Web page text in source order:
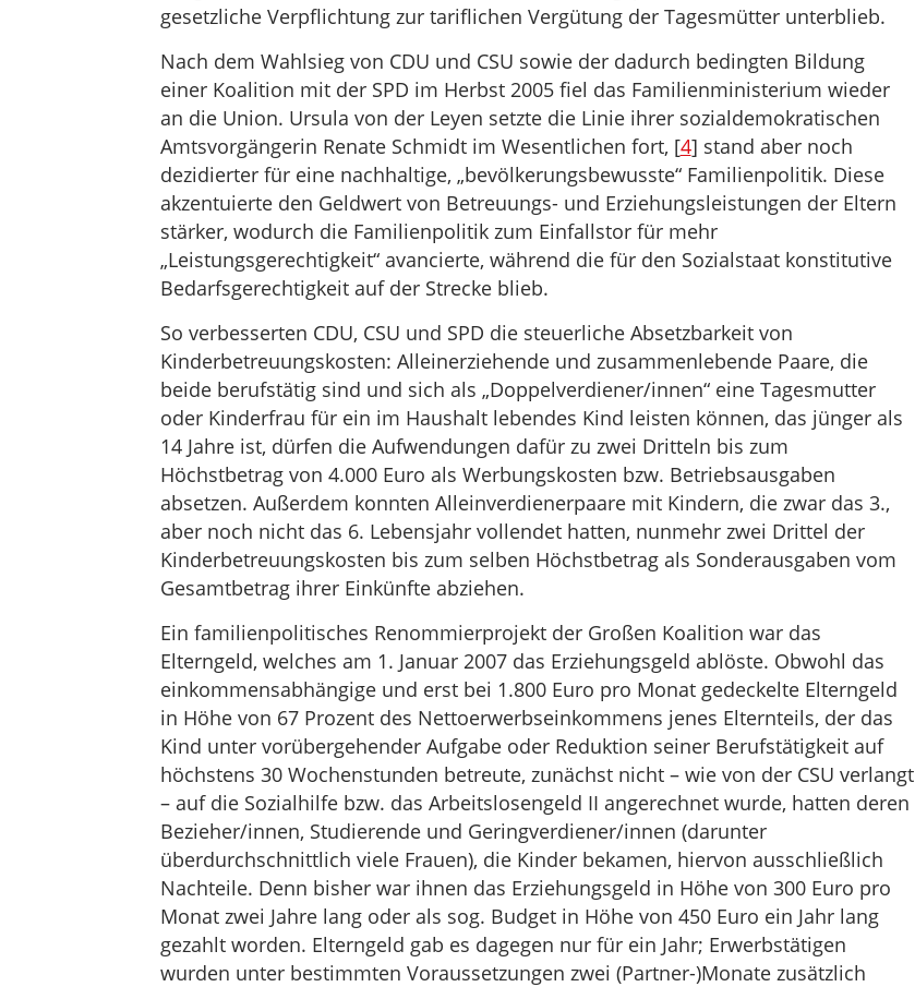
gesetzliche Verpflichtung zur tariflichen Vergütung der Tagesmütter unterblieb.
Nach dem Wahlsieg von CDU und CSU sowie der dadurch bedingten Bildung
einer Koalition mit der SPD im Herbst 2005 fiel das Familienministerium wieder
an die Union. Ursula von der Leyen setzte die Linie ihrer sozialdemokratischen
Amtsvorgängerin Renate Schmidt im Wesentlichen fort, [4] stand aber noch
dezidierter für eine nachhaltige, „bevölkerungsbewusste“ Familienpolitik. Diese
akzentuierte den Geldwert von Betreuungs- und Erziehungsleistungen der Eltern
stärker, wodurch die Familienpolitik zum Einfallstor für mehr
„Leistungsgerechtigkeit“ avancierte, während die für den Sozialstaat konstitutive
Bedarfsgerechtigkeit auf der Strecke blieb.
So verbesserten CDU, CSU und SPD die steuerliche Absetzbarkeit von
Kinderbetreuungskosten: Alleinerziehende und zusammenlebende Paare, die
beide berufstätig sind und sich als „Doppelverdiener/innen“ eine Tagesmutter
oder Kinderfrau für ein im Haushalt lebendes Kind leisten können, das jünger als
14 Jahre ist, dürfen die Aufwendungen dafür zu zwei Dritteln bis zum
Höchstbetrag von 4.000 Euro als Werbungskosten bzw. Betriebsausgaben
absetzen. Außerdem konnten Alleinverdienerpaare mit Kindern, die zwar das 3.,
aber noch nicht das 6. Lebensjahr vollendet hatten, nunmehr zwei Drittel der
Kinderbetreuungskosten bis zum selben Höchstbetrag als Sonderausgaben vom
Gesamtbetrag ihrer Einkünfte abziehen.
Ein familienpolitisches Renommierprojekt der Großen Koalition war das
Elterngeld, welches am 1. Januar 2007 das Erziehungsgeld ablöste. Obwohl das
einkommensabhängige und erst bei 1.800 Euro pro Monat gedeckelte Elterngeld
in Höhe von 67 Prozent des Nettoerwerbseinkommens jenes Elternteils, der das
Kind unter vorübergehender Aufgabe oder Reduktion seiner Berufstätigkeit auf
höchstens 30 Wochenstunden betreute, zunächst nicht – wie von der CSU verlangt
– auf die Sozialhilfe bzw. das Arbeitslosengeld II angerechnet wurde, hatten deren
Bezieher/innen, Studierende und Geringverdiener/innen (darunter
überdurchschnittlich viele Frauen), die Kinder bekamen, hiervon ausschließlich
Nachteile. Denn bisher war ihnen das Erziehungsgeld in Höhe von 300 Euro pro
Monat zwei Jahre lang oder als sog. Budget in Höhe von 450 Euro ein Jahr lang
gezahlt worden. Elterngeld gab es dagegen nur für ein Jahr; Erwerbstätigen
wurden unter bestimmten Voraussetzungen zwei (Partner-)Monate zusätzlich